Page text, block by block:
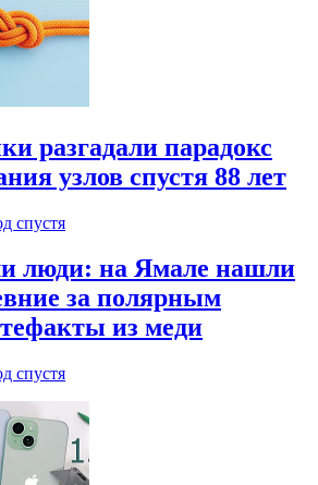
разгадали парадокс
узлов спустя 88 лет
спустя
люди: на Ямале нашли
за полярным
из меди
спустя